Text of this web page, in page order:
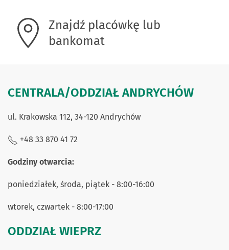
Znajdź placówkę lub
bankomat
CENTRALA/ODDZIAŁ ANDRYCHÓW
ul. Krakowska 112, 34-120 Andrychów
+48 33 870 41 72
Godziny otwarcia:
poniedziałek, środa, piątek - 8:00-16:00
wtorek, czwartek - 8:00-17:00
ODDZIAŁ WIEPRZ